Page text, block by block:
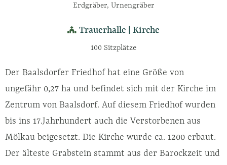
Erdgräber, Urnengräber
Trauerhalle | Kirche
100 Sitzplätze
Der Baalsdorfer Friedhof hat eine Größe von
ungefähr 0,27 ha und befindet sich mit der Kirche im
Zentrum von Baalsdorf. Auf diesem Friedhof wurden
bis ins 17.Jahrhundert auch die Verstorbenen aus
Mölkau beigesetzt. Die Kirche wurde ca. 1200 erbaut.
Der älteste Grabstein stammt aus der Barockzeit und